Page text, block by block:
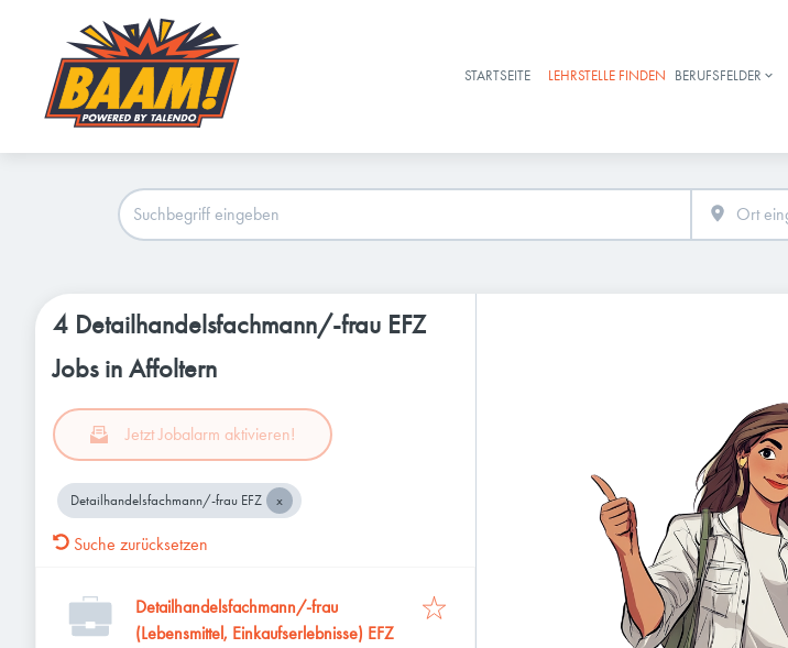
STARTSEITE LEHRSTELLE FINDEN BERUFSFELDER
4 Detailhandelsfachmann/-frau EFZ
Jobs in Affoltern
Jetzt Jobalarm aktivieren!
Detailhandelsfachmann/-frau EFZ
Suche zurücksetzen
Detailhandelsfachmann/-frau
(Lebensmittel, Einkaufserlebnisse) EFZ